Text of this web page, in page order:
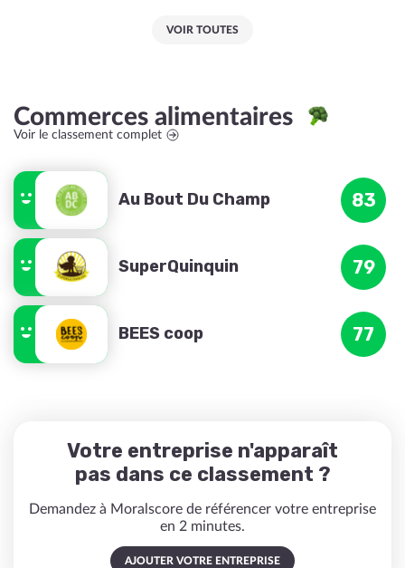
VOIR TOUTES
Commerces alimentaires
Voir le classement complet
Au Bout Du Champ 83
SuperQuinquin 79
BEES coop 77
Votre entreprise n'apparaît
pas dans ce classement ?
Demandez à Moralscore de référencer votre entreprise
en 2 minutes.
AJOUTER VOTRE ENTREPRISE